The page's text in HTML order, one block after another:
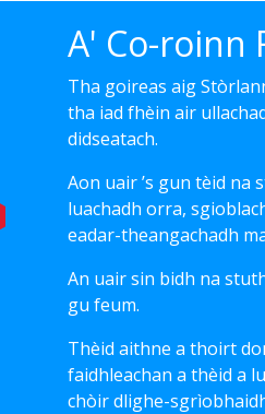
A' Co-roinn
Tha goireas aig
tha iad fhèin air
didseatach.
Aon uair ’s gun tèid na
luachadh orra,
eadar-theangachadh
An uair sin bidh na
gu feum.
Thèid aithne a thoirt
faidhleachan a thèid a
chòir dlighe-